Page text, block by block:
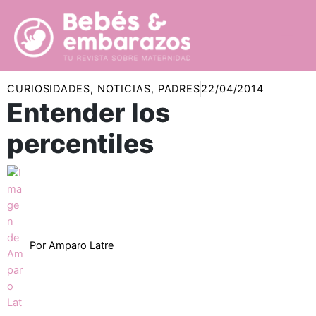
contenido
CURIOSIDADES, NOTICIAS, PADRES22/04/2014
Entender los
percentiles
Por Amparo Latre